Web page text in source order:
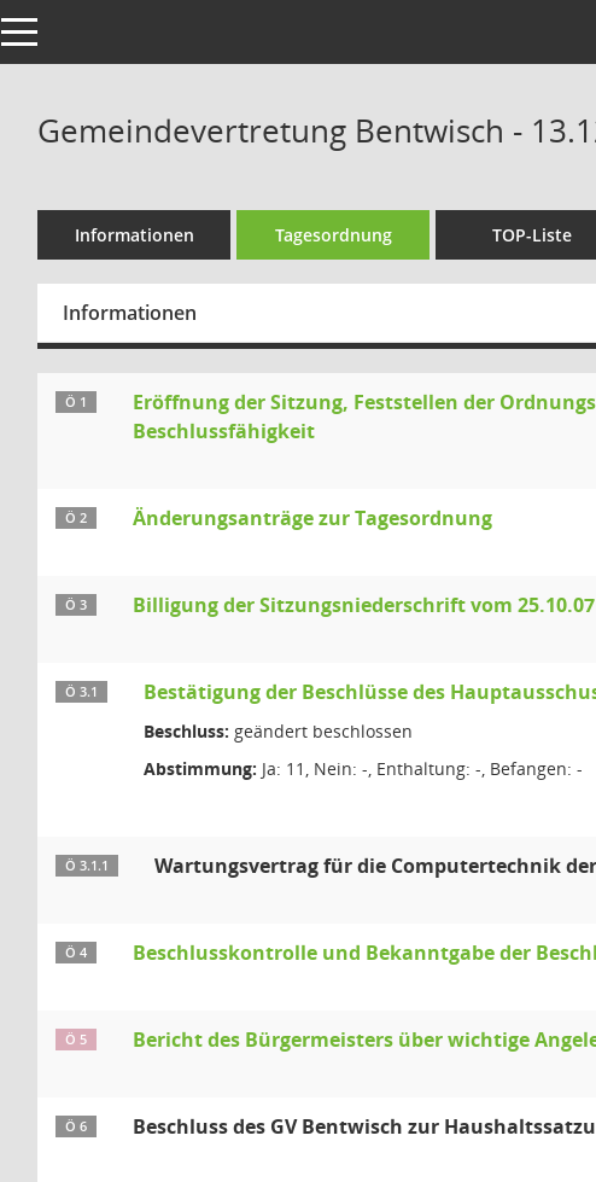
Toggle navigation
Gemeindevertretung Bentwisch -
Informationen Tagesordnung TOP-Liste
Informationen
Ö 1
Eröffnung der Sitzung, Feststellen der
Beschlussfähigkeit
Ö 2 Änderungsanträge zur Tagesordnung
Ö 3 Billigung der Sitzungsniederschrift vom 25.10.07
Ö 3.1 Bestätigung der Beschlüsse des
Beschluss: geändert beschlossen
Abstimmung: Ja: 11, Nein: -, Enthaltung: -, Befangen: -
Ö 3.1.1 Wartungsvertrag für die Computertechnik
Ö 4 Beschlusskontrolle und Bekanntgabe der
Ö 5 Bericht des Bürgermeisters über wichtige
Ö 6 Beschluss des GV Bentwisch zur